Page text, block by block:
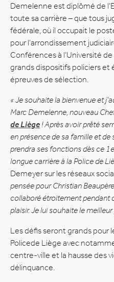
Demelenne est diplômé de
toute sa carrière – que tous
fédérale, où il occupait le
pour l’arrondissement
Conférences à l’Université
grands dispositifs policiers et
épreuves de sélection.
« Je souhaite la bienvenue et
Marc Demelenne, nouveau
de Liège ! Après avoir prêté
en présence de sa famille et
prendra ses fonctions dès ce
longue carrière à la Police de
Demeyer sur les réseaux
pensée pour Christian
collaboré étroitement pendant
plaisir. Je lui souhaite le
Les défis seront grands pour
Policede Liège avec
centre-ville et la hausse des
délinquance.